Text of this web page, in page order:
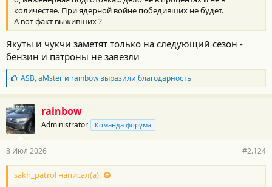
количестве. При ядерной войне победивших не будет.
А вот факт выживших ?
Якуты и чукчи заметят только на следующий сезон -
бензин и патроны не завезли
Б
л
а
г
о
д
а
н
о
с
ASB,aMsterи rainbowвыразили благодарность
rainbow
Administrator Команда форума
8 Июл 2026 #2.124
sakh_patrol написал(а):